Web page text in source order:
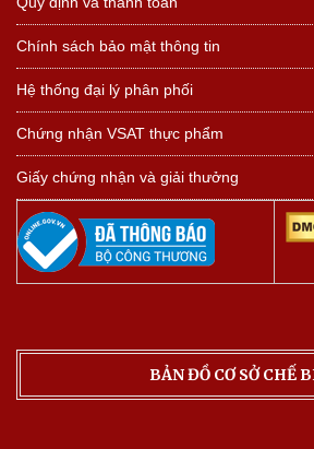
Chính sách bảo mật thông tin
Hệ thống đại lý phân phối
Chứng nhận VSAT thực phẩm
Giấy chứng nhận và giải thưởng
BẢN ĐỒ CƠ SỞ CHẾ